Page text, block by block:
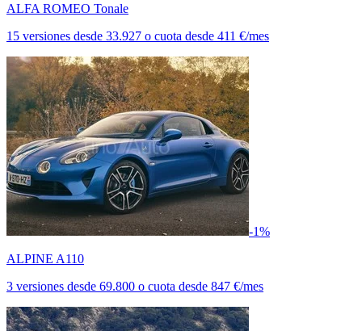
ALFA ROMEO Tonale
15 versiones desde 33.927 o cuota desde 411 €/mes
-1%
ALPINE A110
3 versiones desde 69.800 o cuota desde 847 €/mes